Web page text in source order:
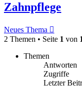
Zahnpflege
Neues Thema
2 Themen • Seite 1 von 1
Themen
Antworten
Zugriffe
Letzter